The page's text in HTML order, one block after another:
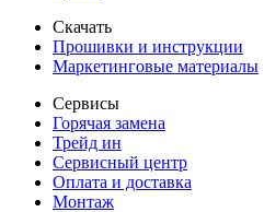
Скачать
Прошивки и инструкции
Маркетинговые материалы
Сервисы
Горячая замена
Трейд ин
Сервисный центр
Оплата и доставка
Монтаж